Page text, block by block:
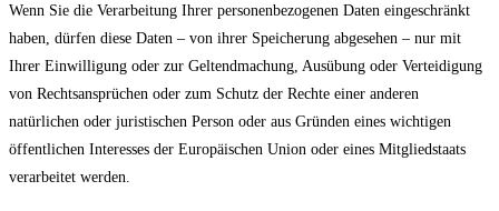
Wenn Sie die Verarbeitung Ihrer personenbezogenen Daten eingeschränkt
haben, dürfen diese Daten – von ihrer Speicherung abgesehen – nur mit
Ihrer Einwilligung oder zur Geltendmachung, Ausübung oder Verteidigung
von Rechtsansprüchen oder zum Schutz der Rechte einer anderen
natürlichen oder juristischen Person oder aus Gründen eines wichtigen
öffentlichen Interesses der Europäischen Union oder eines Mitgliedstaats
verarbeitet werden.